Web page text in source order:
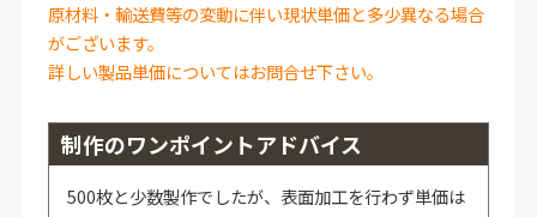
原材料・輸送費等の変動に伴い現状単価と多少異なる場合
がございます。
詳しい製品単価についてはお問合せ下さい。
制作のワンポイントアドバイス
500枚と少数製作でしたが、表面加工を行わず単価は